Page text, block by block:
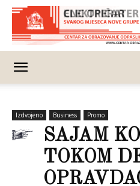
Izdvojeno Business Promo
SAJAM
TOKOM